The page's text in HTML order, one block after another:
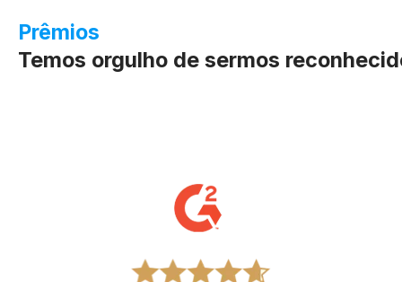
Prêmios
Temos orgulho de sermos